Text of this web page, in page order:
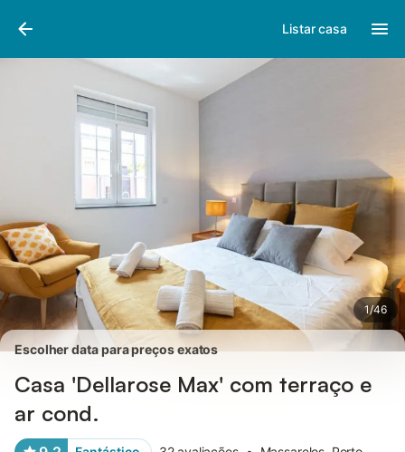
Listar casa
1/46
Fotos
Escolher data para preços exatos
Casa 'Dellarose Max' com terraço e
ar cond.